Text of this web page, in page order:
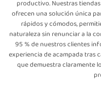
productivo. Nuestras
ofrecen una solución única
rápidos y cómodos,
naturaleza sin renunciar a la
95 % de nuestros clientes
experiencia de acampada tras
que demuestra claramente